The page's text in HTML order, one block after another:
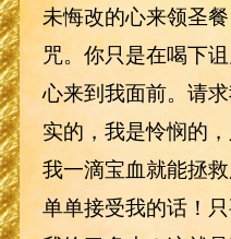
未悔改的心来领圣
咒。你只是在喝下
心来到我面前。请
实的，我是怜悯的
我一滴宝血就能拯
单单接受我的话！